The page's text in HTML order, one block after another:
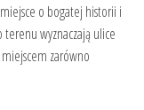
o bogatej historii i
wyznaczają ulice
miejscem zarówno